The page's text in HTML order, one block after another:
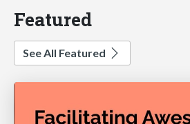
Featured
See All Featured